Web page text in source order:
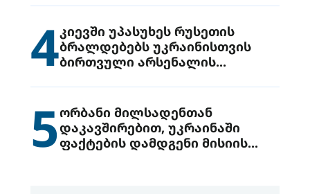
4კიევში უპასუხეს რუსეთის
ბრალდებებს უკრაინისთვის
ბირთვული არსენალის
5ორბანი მილსადენთან
დაკავშირებით, უკრაინაში
ფაქტების დამდგენი მისიის